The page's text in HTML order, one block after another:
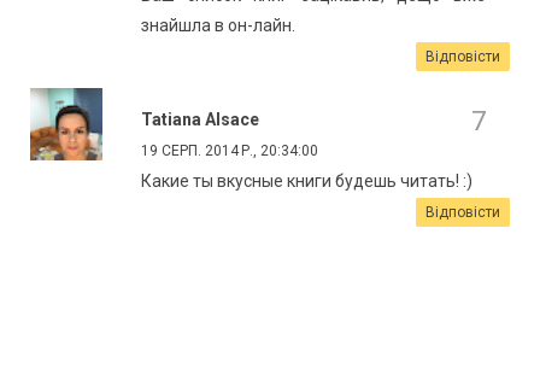
знайшла в он-лайн.
Відповісти
Tatiana Alsace
19 СЕРП. 2014 Р., 20:34:00
Какие ты вкусные книги будешь читать! :)
Відповісти